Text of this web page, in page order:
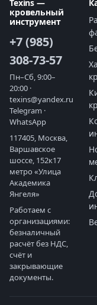
Texins —
кровельный
инструмент
+7 (985)
308-73-57
Пн–Сб, 9:00–
20:00 ·
texins@yandex.ru
Telegram ·
WhatsApp
117405, Москва,
Варшавское
шоссе, 152к17
метро «Улица
Академика
Янгеля»
Работаем с
организациями:
безналичный
расчёт без НДС,
счёт и
закрывающие
документы.